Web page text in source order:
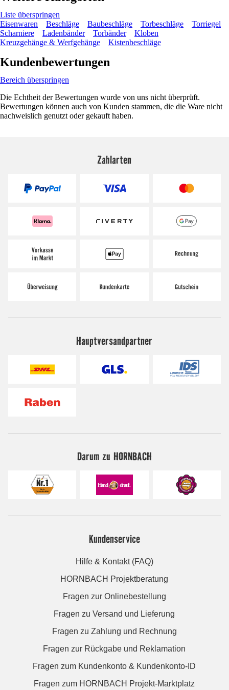
Liste überspringen
Eisenwaren
Beschläge Baubeschläge Torbeschläge
Torriegel
Scharniere
Ladenbänder Torbänder
Kloben
Kreuzgehänge & Werfgehänge
Kistenbeschläge
Kundenbewertungen
Bereich überspringen
Die Echtheit der Bewertungen wurde von uns nicht überprüft.
Bewertungen können auch von Kunden stammen, die die Ware nicht
nachweislich genutzt oder gekauft haben.
Zahlarten
Hauptversandpartner
Darum zu HORNBACH
Kundenservice
Hilfe & Kontakt (FAQ)
HORNBACH Projektberatung
Fragen zur Onlinebestellung
Fragen zu Versand und Lieferung
Fragen zu Zahlung und Rechnung
Fragen zur Rückgabe und Reklamation
Fragen zum Kundenkonto & Kundenkonto-ID
Fragen zum HORNBACH Projekt-Marktplatz